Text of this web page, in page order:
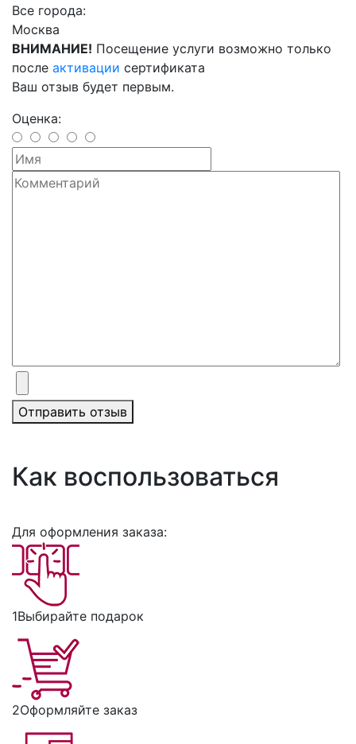
Все города:
Москва
ВНИМАНИЕ! Посещение услуги возможно только
после активации сертификата
Ваш отзыв будет первым.
Оценка:
Отправить отзыв
Как воспользоваться
Для оформления заказа:
1Выбирайте подарок
2Оформляйте заказ